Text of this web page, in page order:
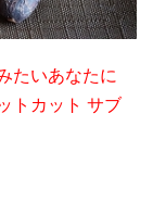
たいあなたに
トカット サブ